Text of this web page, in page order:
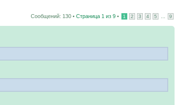
Сообщений: 130 • Страница 1 из 9 • 1 2 3 4 5 9